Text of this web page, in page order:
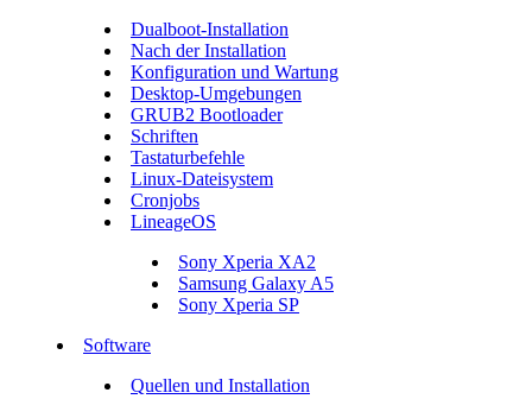
Dualboot-Installation
Nach der Installation
Konfiguration und Wartung
Desktop-Umgebungen
GRUB2 Bootloader
Schriften
Tastaturbefehle
Linux-Dateisystem
Cronjobs
LineageOS
Sony Xperia XA2
Samsung Galaxy A5
Sony Xperia SP
Software
Quellen und Installation